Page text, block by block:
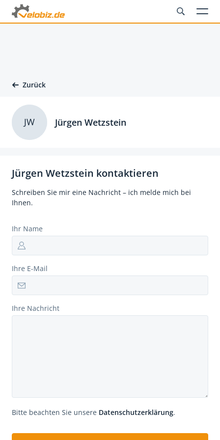
Zurück
Jürgen Wetzstein kontaktieren
Schreiben Sie mir eine Nachricht – ich melde mich bei
Ihnen.
Ihr Name
Ihre E-Mail
Ihre Nachricht
Bitte beachten Sie unsere Datenschutzerklärung.
JW Jürgen Wetzstein